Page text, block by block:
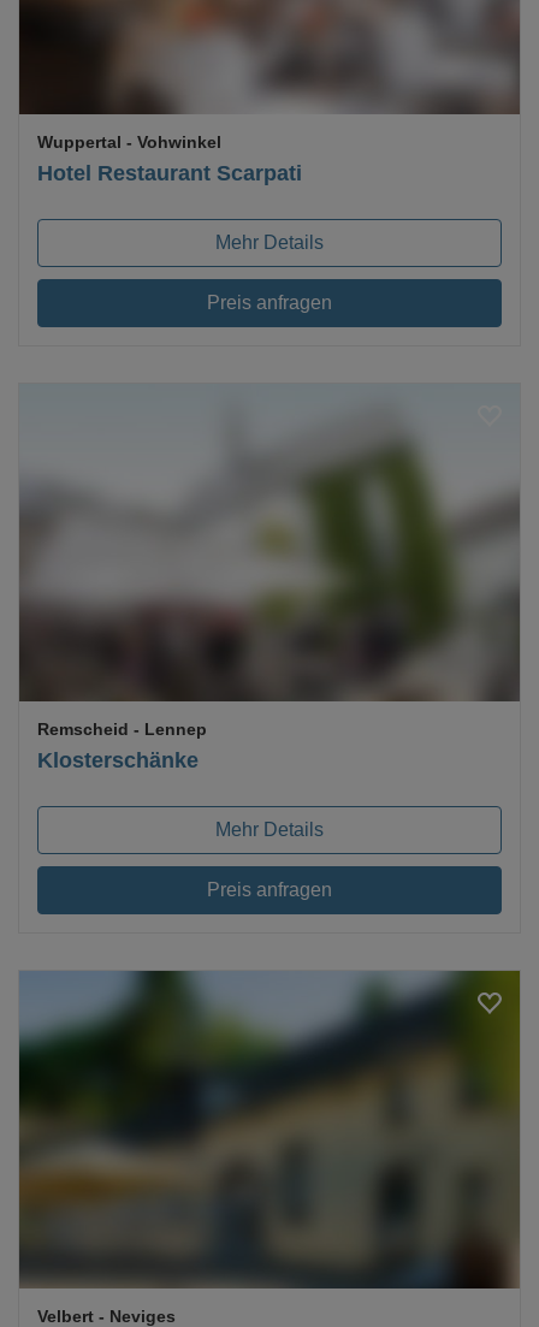
Hotel Restaurant Scarpati
Wuppertal - Vohwinkel
Mehr Details
Preis anfragen
Klosterschänke
Remscheid - Lennep
Mehr Details
Preis anfragen
Velbert - Neviges